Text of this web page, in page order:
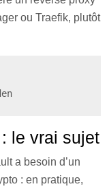
ou Traefik, plutôt
le vrai sujet
a besoin d’un
: en pratique,